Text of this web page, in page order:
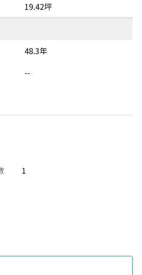
19.42坪
48.3年
--
1